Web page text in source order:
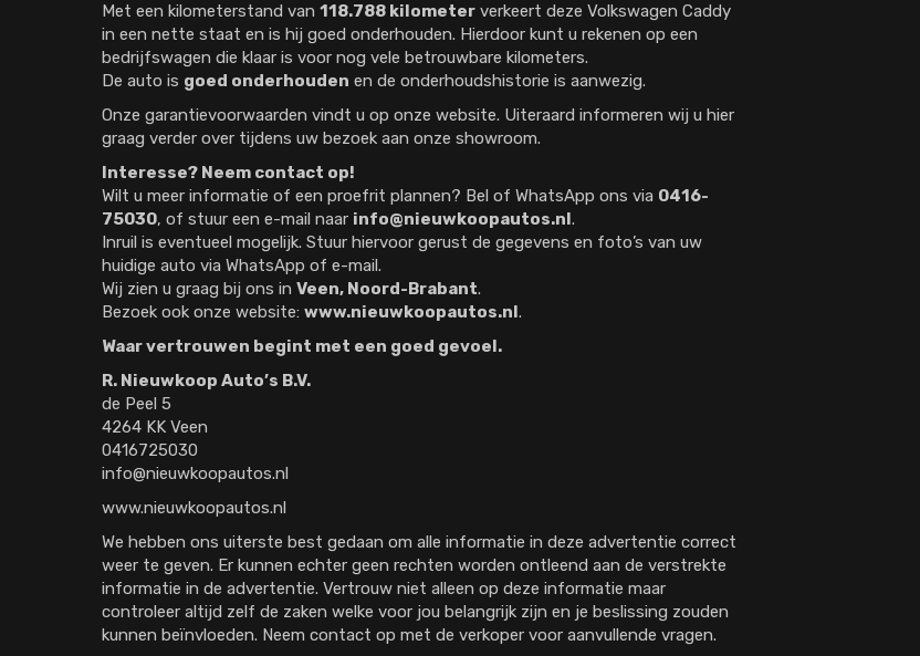
Met een kilometerstand van 118.788 kilometer verkeert deze Volkswagen Caddy
in een nette staat en is hij goed onderhouden. Hierdoor kunt u rekenen op een
bedrijfswagen die klaar is voor nog vele betrouwbare kilometers.
De auto is goed onderhouden en de onderhoudshistorie is aanwezig.
Onze garantievoorwaarden vindt u op onze website. Uiteraard informeren wij u hier
graag verder over tijdens uw bezoek aan onze showroom.
Interesse? Neem contact op!
Wilt u meer informatie of een proefrit plannen? Bel of WhatsApp ons via 0416-
75030, of stuur een e-mail naar info@nieuwkoopautos.nl.
Inruil is eventueel mogelijk. Stuur hiervoor gerust de gegevens en foto’s van uw
huidige auto via WhatsApp of e-mail.
Wij zien u graag bij ons in Veen, Noord-Brabant.
Bezoek ook onze website: www.nieuwkoopautos.nl.
Waar vertrouwen begint met een goed gevoel.
R. Nieuwkoop Auto’s B.V.
de Peel 5
4264 KK Veen
0416725030
info@nieuwkoopautos.nl
www.nieuwkoopautos.nl
We hebben ons uiterste best gedaan om alle informatie in deze advertentie correct
weer te geven. Er kunnen echter geen rechten worden ontleend aan de verstrekte
informatie in de advertentie. Vertrouw niet alleen op deze informatie maar
controleer altijd zelf de zaken welke voor jou belangrijk zijn en je beslissing zouden
kunnen beïnvloeden. Neem contact op met de verkoper voor aanvullende vragen.